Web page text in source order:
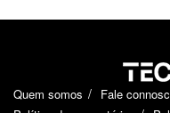
Quem somos Fale